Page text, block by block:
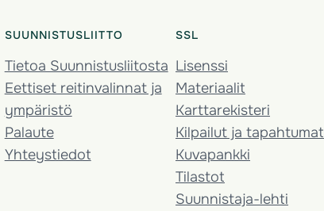
SUUNNISTUSLIITTO
Tietoa Suunnistusliitosta
Eettiset reitinvalinnat ja
ympäristö
Palaute
Yhteystiedot
SSL
Lisenssi
Materiaalit
Karttarekisteri
Kilpailut ja tapahtumat
Kuvapankki
Tilastot
Suunnistaja-lehti